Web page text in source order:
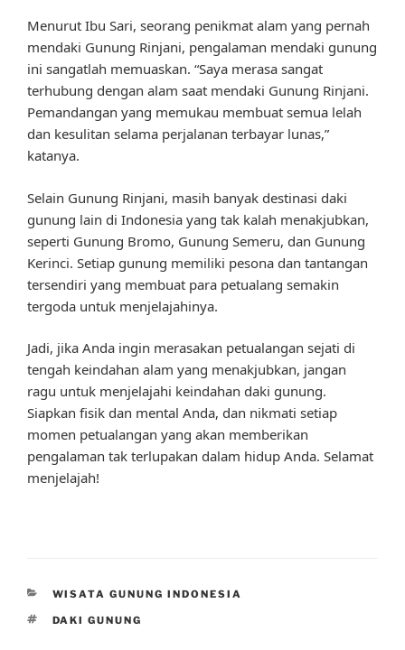
Menurut Ibu Sari, seorang penikmat alam yang pernah
mendaki Gunung Rinjani, pengalaman mendaki gunung
ini sangatlah memuaskan. “Saya merasa sangat
terhubung dengan alam saat mendaki Gunung Rinjani.
Pemandangan yang memukau membuat semua lelah
dan kesulitan selama perjalanan terbayar lunas,”
katanya.
Selain Gunung Rinjani, masih banyak destinasi daki
gunung lain di Indonesia yang tak kalah menakjubkan,
seperti Gunung Bromo, Gunung Semeru, dan Gunung
Kerinci. Setiap gunung memiliki pesona dan tantangan
tersendiri yang membuat para petualang semakin
tergoda untuk menjelajahinya.
Jadi, jika Anda ingin merasakan petualangan sejati di
tengah keindahan alam yang menakjubkan, jangan
ragu untuk menjelajahi keindahan daki gunung.
Siapkan fisik dan mental Anda, dan nikmati setiap
momen petualangan yang akan memberikan
pengalaman tak terlupakan dalam hidup Anda. Selamat
menjelajah!
CATEGORIES
WISATA GUNUNG INDONESIA
TAGS
DAKI GUNUNG